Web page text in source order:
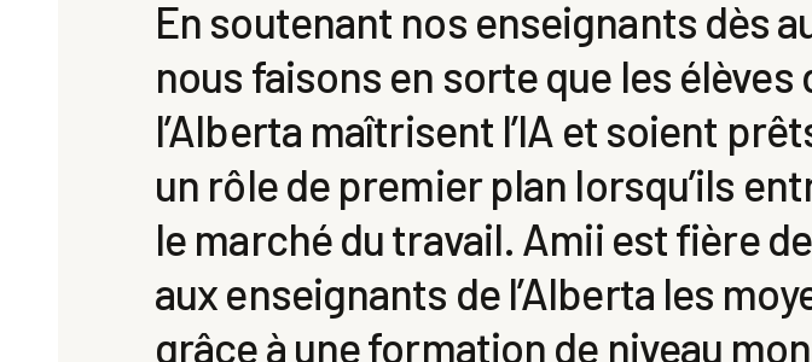
En soutenant nos enseignants dès
nous faisons en sorte que les élèves
l’Alberta maîtrisent l’IA et soient
un rôle de premier plan lorsqu’ils
le marché du travail. Amii est fière
aux enseignants de l’Alberta les
grâce à une formation de niveau